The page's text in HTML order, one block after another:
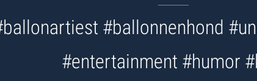
#ballonnenhond
#entertainment #humor